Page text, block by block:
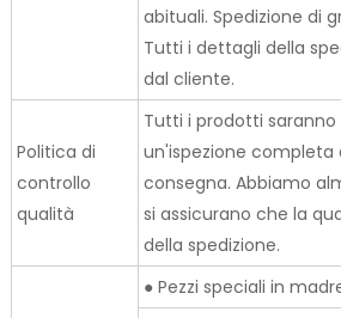
abituali. Spedizione di
Tutti i dettagli della
dal cliente.
Politica di
controllo
qualità
Tutti i prodotti
un'ispezione completa
consegna. Abbiamo
si assicurano che la
della spedizione.
● Pezzi speciali in